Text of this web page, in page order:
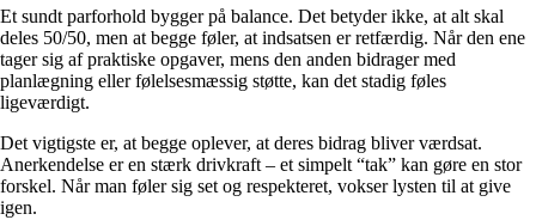
Et sundt parforhold bygger på balance. Det betyder ikke, at alt skal
deles 50/50, men at begge føler, at indsatsen er retfærdig. Når den ene
tager sig af praktiske opgaver, mens den anden bidrager med
planlægning eller følelsesmæssig støtte, kan det stadig føles
ligeværdigt.
Det vigtigste er, at begge oplever, at deres bidrag bliver værdsat.
Anerkendelse er en stærk drivkraft – et simpelt “tak” kan gøre en stor
forskel. Når man føler sig set og respekteret, vokser lysten til at give
igen.